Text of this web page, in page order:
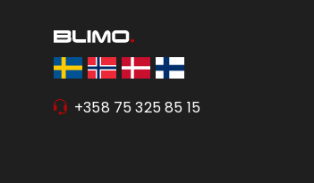
+358 75 325 85 15